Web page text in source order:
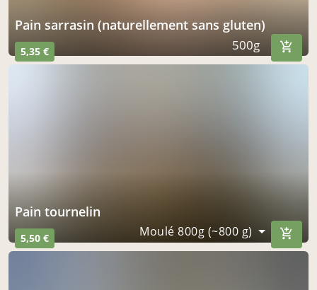
Pain sarrasin (naturellement sans gluten)
5,35 € 500g
Pain tournelin
5,50 € Moulé 800g (~800 g)